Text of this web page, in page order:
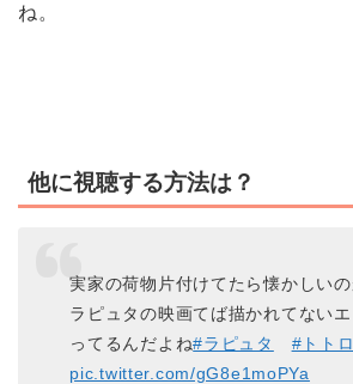
ね。
他に視聴する方法は？
実家の荷物片付けてたら懐かしいの
ラピュタの映画てば描かれてない
ってるんだよね#ラピュタ
#トトロ
pic.twitter.com/gG8e1moPYa